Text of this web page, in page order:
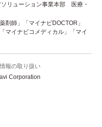
リューション事業本部 医療・
剤師」「マイナビDOCTOR」
マイナビコメディカル」「マイ
報の取り扱い
Corporation